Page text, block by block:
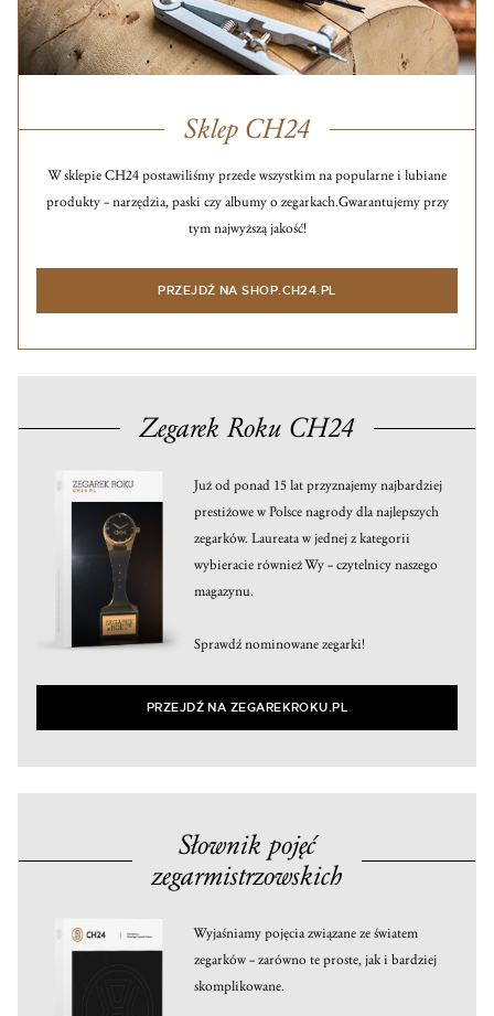
Sklep CH24
W sklepie CH24 postawiliśmy przede wszystkim na popularne i lubiane
produkty – narzędzia, paski czy albumy o zegarkach.Gwarantujemy przy
tym najwyższą jakość!
PRZEJDŹ NA SHOP.CH24.PL
Zegarek Roku CH24
Już od ponad 15 lat przyznajemy najbardziej
prestiżowe w Polsce nagrody dla najlepszych
zegarków. Laureata w jednej z kategorii
wybieracie również Wy – czytelnicy naszego
magazynu.
Sprawdź nominowane zegarki!
PRZEJDŹ NA ZEGAREKROKU.PL
Słownik pojęć
zegarmistrzowskich
Wyjaśniamy pojęcia związane ze światem
zegarków – zarówno te proste, jak i bardziej
skomplikowane.